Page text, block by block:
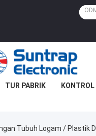
TUR PABRIK
Tubuh Logam / Plastik